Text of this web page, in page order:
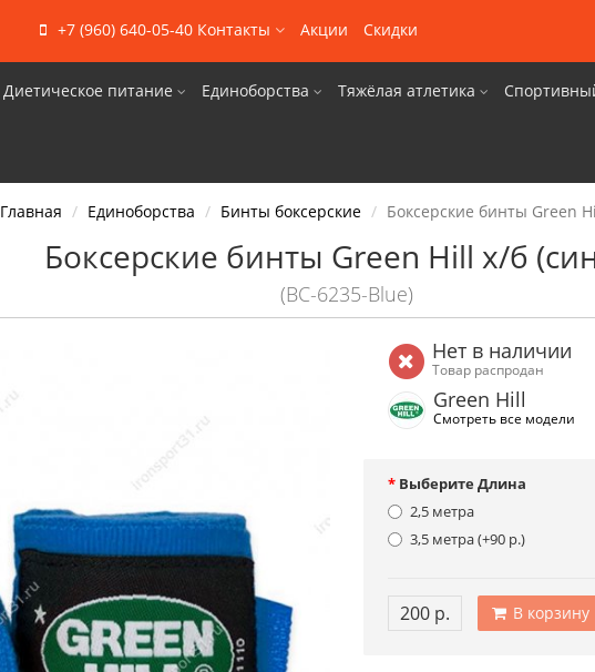
+7 (960) 640-05-40 Контакты Акции Скидки
Диетическое питание Единоборства Тяжёлая атлетика
Главная Единоборства Бинты боксерские Боксерские бинты Green
Боксерские бинты Green Hill х/б
(BC-6235-Blue)
Нет в наличии
Товар распродан
Green Hill
Смотреть все модели
Выберите Длина
2,5 метра
3,5 метра (+90 р.)
200 р. В корзину